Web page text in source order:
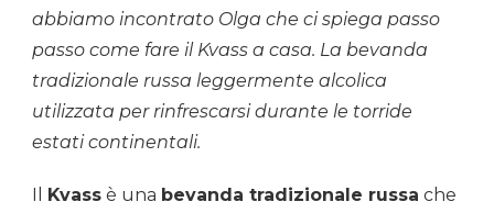
abbiamo incontrato Olga che ci spiega passo
passo come fare il Kvass a casa. La bevanda
tradizionale russa leggermente alcolica
utilizzata per rinfrescarsi durante le torride
estati continentali.
Il Kvass è una bevanda tradizionale russa che